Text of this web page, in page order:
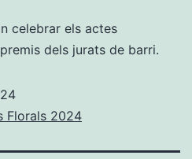
celebrar els actes
dels jurats de barri.
Florals 2024